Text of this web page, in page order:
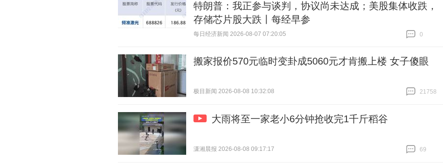
特朗普：我正参与谈判，协议尚未达成；美股集体收跌，
存储芯片股大跌丨每经早参
每日经济新闻 2026-08-07 07:20:05
0
搬家报价570元临时变卦成5060元才肯搬上楼 女子傻眼
极目新闻 2026-08-08 10:32:08
21758
大雨将至一家老小6分钟抢收完1千斤稻谷
潇湘晨报 2026-08-08 09:17:17
69